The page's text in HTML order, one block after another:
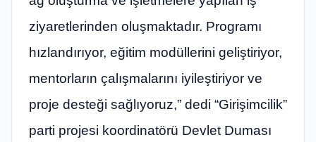
ziyaretlerinden oluşmaktadır. Programı
hızlandırıyor, eğitim modüllerini geliştiriyor,
mentorların çalışmalarını iyileştiriyor ve
proje desteği sağlıyoruz,” dedi “Girişimcilik”
parti projesi koordinatörü Devlet Duması